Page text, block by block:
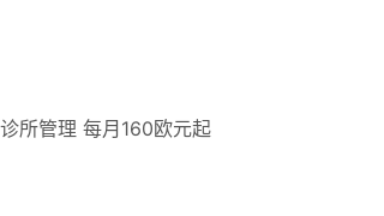
所管理 每月160欧元起